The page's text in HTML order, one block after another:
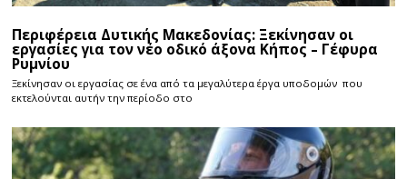
Περιφέρεια Δυτικής Μακεδονίας: Ξεκίνησαν οι
εργασίες για τον νέο οδικό άξονα Κήπος – Γέφυρα
Ρυμνίου
Ξεκίνησαν οι εργασίας σε ένα από τα μεγαλύτερα έργα υποδομών που
εκτελούνται αυτήν την περίοδο στο